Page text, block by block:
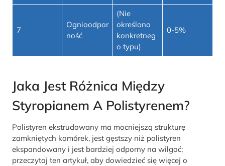
7
Ognioodpor
ność
(Nie
określono
konkretneg
o typu)
0-5%
Jaka Jest Różnica Między
Styropianem A Polistyrenem?
Polistyren ekstrudowany ma mocniejszą strukturę
zamkniętych komórek, jest gęstszy niż polistyren
ekspandowany i jest bardziej odporny na wilgoć;
przeczytaj ten artykuł, aby dowiedzieć się więcej o